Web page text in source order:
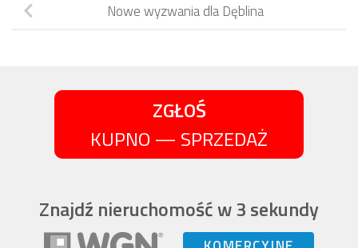
Nowe wyzwania dla Dęblina
ZGŁOŚ
KUPNO — SPRZEDAŻ
Znajdź nieruchomość w 3 sekundy